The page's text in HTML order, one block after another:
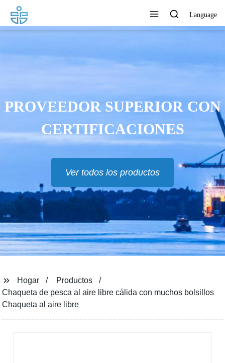
Language
PROVEEDOR SUPERIOR CON
CERTIFICACIONES
Ver todos los productos
Hogar
Productos
Chaqueta de pesca al aire libre cálida con muchos bolsillos
Chaqueta al aire libre